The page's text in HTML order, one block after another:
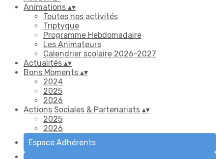
Animations ▴▾
Toutes nos activités
Triptyque
Programme Hebdomadaire
Les Animateurs
Calendrier scolaire 2026-2027
Actualités ▴▾
Bons Moments ▴▾
2024
2025
2026
Actions Sociales & Partenariats ▴▾
2025
2026
Espace Adhérents